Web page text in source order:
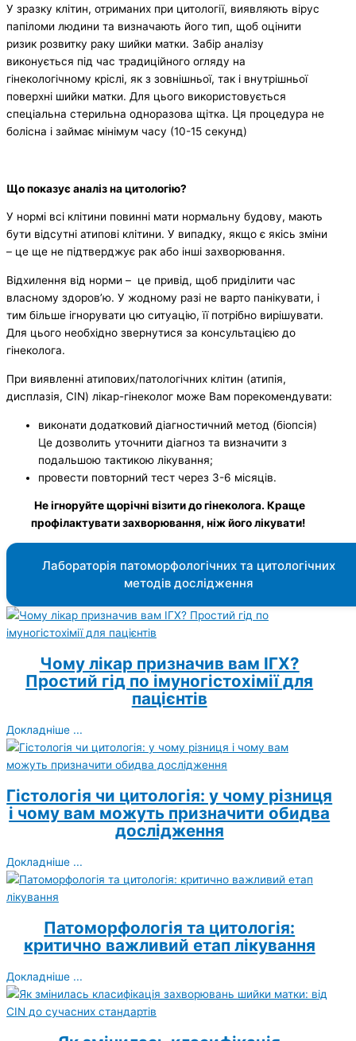
У зразку клітин, отриманих при цитології, виявляють вірус
папіломи людини та визначають його тип, щоб оцінити
ризик розвитку раку шийки матки. Забір аналізу
виконується під час традиційного огляду на
гінекологічному кріслі, як з зовнішньої, так і внутрішньої
поверхні шийки матки. Для цього використовується
спеціальна стерильна одноразова щітка. Ця процедура не
болісна і займає мінімум часу (10-15 секунд)
Що показує аналіз на цитологію?
У нормі всі клітини повинні мати нормальну будову, мають
бути відсутні атипові клітини. У випадку, якщо є якісь зміни
– це ще не підтверджує рак або інші захворювання.
Відхилення від норми – це привід, щоб приділити час
власному здоров’ю. У жодному разі не варто панікувати, і
тим більше ігнорувати цю ситуацію, її потрібно вирішувати.
Для цього необхідно звернутися за консультацією до
гінеколога.
При виявленні атипових/патологічних клітин (атипія,
дисплазія, CIN) лікар-гінеколог може Вам порекомендувати:
виконати додатковий діагностичний метод (біопсія)
Це дозволить уточнити діагноз та визначити з
подальшою тактикою лікування;
провести повторний тест через 3-6 місяців.
Не ігноруйте щорічні візити до гінеколога. Краще
профілактувати захворювання, ніж його лікувати!
Лабораторія патоморфологічних та цитологічних
методів дослідження
Чому лікар призначив вам ІГХ?
Простий гід по імуногістохімії для
пацієнтів
Докладніше ...
Гістологія чи цитологія: у чому різниця
і чому вам можуть призначити обидва
дослідження
Докладніше ...
Патоморфологія та цитологія:
критично важливий етап лікування
Докладніше ...